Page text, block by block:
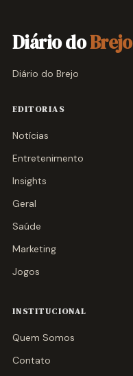
Diário doBrejo
Diário do Brejo
EDITORIAS
Notícias
Entretenimento
Insights
Geral
Saúde
Marketing
Jogos
INSTITUCIONAL
Quem Somos
Contato